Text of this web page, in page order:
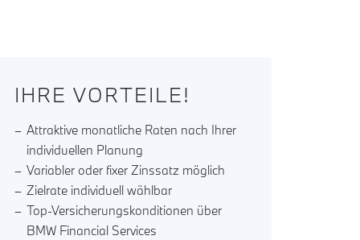
IHRE VORTEILE!
Attraktive monatliche Raten nach Ihrer
individuellen Planung
Variabler oder fixer Zinssatz möglich
Zielrate individuell wählbar
Top-Versicherungskonditionen über
BMW Financial Services